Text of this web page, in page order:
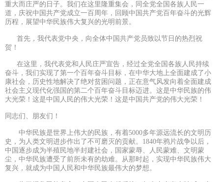
重大而庄严的日子。我们在这里隆重集会，同全党全国各族人民一
道，庆祝中国共产党成立一百周年，回顾中国共产党百年奋斗的光辉
历程，展望中华民族伟大复兴的光明前景。
首先，我代表党中央，向全体中国共产党员致以节日的热烈祝
贺！
在这里，我代表党和人民庄严宣告，经过全党全国各族人民持续
奋斗，我们实现了第一个百年奋斗目标，在中华大地上全面建成了小
康社会，历史性地解决了绝对贫困问题，正在意气风发向着全面建成
社会主义现代化强国的第二个百年奋斗目标迈进。这是中华民族的伟
大光荣！这是中国人民的伟大光荣！这是中国共产党的伟大光荣！
同志们、朋友们！
中华民族是世界上伟大的民族，有着5000多年源远流长的文明历
史，为人类文明进步作出了不可磨灭的贡献。1840年鸦片战争以后，
中国逐步成为半殖民地半封建社会，国家蒙辱、人民蒙难、文明蒙
尘，中华民族遭受了前所未有的劫难。从那时起，实现中华民族伟大
复兴，就成为中国人民和中华民族最伟大的梦想。